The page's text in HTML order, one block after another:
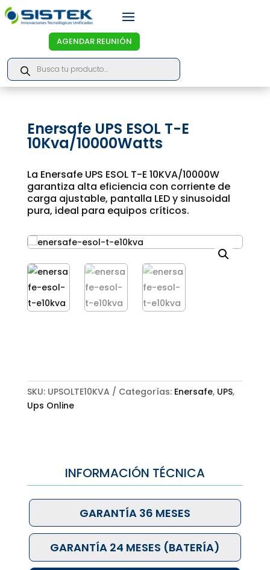
AGENDAR REUNIÓN
Products
search
Enersafe UPS ESOL T-E
10Kva/10000Watts
La Enersafe UPS ESOL T-E 10KVA/10000W
garantiza alta eficiencia con corriente de
carga ajustable, pantalla LED y sinusoidal
pura, ideal para equipos críticos.
SKU: UPSOLTE10KVA Categorías: Enersafe, UPS,
Ups Online
INFORMACIÓN TÉCNICA
GARANTÍA 36 MESES
GARANTÍA 24 MESES (BATERÍA)